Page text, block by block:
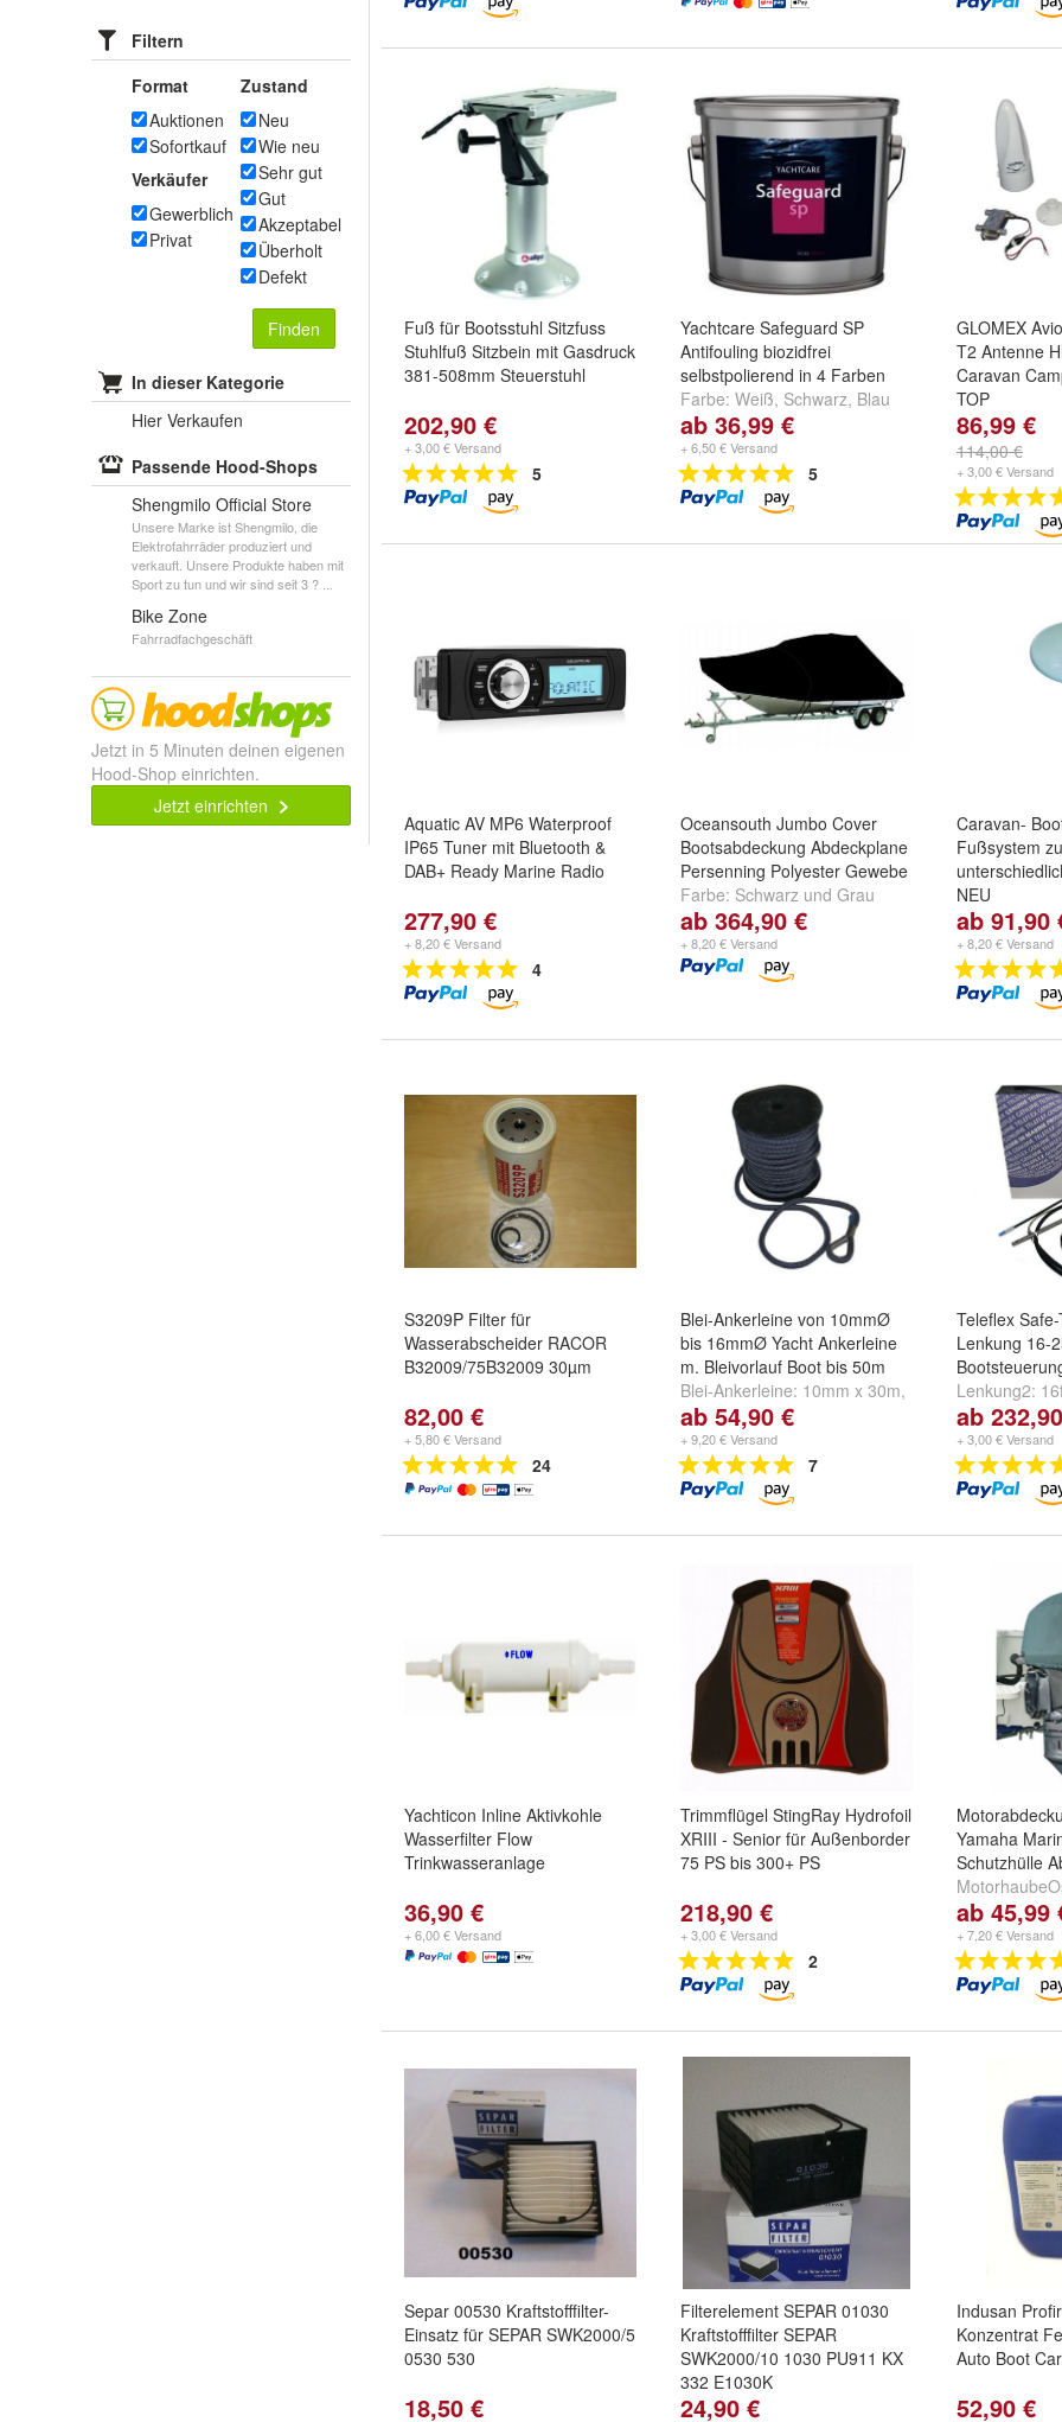
Filtern
Format
Auktionen
Sofortkauf
Verkäufer
Gewerblich
Privat
Zustand
Neu
Wie neu
Sehr gut
Gut
Akzeptabel
Überholt
Defekt
Finden
In dieser Kategorie
Hier Verkaufen
Passende Hood-Shops
Shengmilo Official Store
Unsere Marke ist Shengmilo, die
Elektrofahrräder produziert und
verkauft. Unsere Produkte haben mit
Sport zu tun und wir sind seit 3 ? ...
Bike Zone
Fahrradfachgeschäft
Jetzt in 5 Minuten deinen eigenen
Hood-Shop einrichten.
Jetzt einrichten
Fuß für Bootsstuhl Sitzfuss
Stuhlfuß Sitzbein mit Gasdruck
381-508mm Steuerstuhl
202,90 €
+ 3,00 € Versand
5
Yachtcare Safeguard SP
Antifouling biozidfrei
selbstpolierend in 4 Farben
Farbe: Weiß, Schwarz, Blau
und weitere ...
ab 36,99 €
+ 6,50 € Versand
5
GLOMEX
T2 Antenne
Caravan
TOP
86,99 €
114,00 €
+ 3,00 € Versand
Aquatic AV MP6 Waterproof
IP65 Tuner mit Bluetooth &
DAB+ Ready Marine Radio
277,90 €
+ 8,20 € Versand
4
Oceansouth Jumbo Cover
Bootsabdeckung Abdeckplane
Persenning Polyester Gewebe
Farbe: Schwarz und Grau
ab 364,90 €
+ 8,20 € Versand
Caravan-
Fußsystem
NEU
Tischform:
undweitere ...
ab 91,90
+ 8,20 € Versand
S3209P Filter für
Wasserabscheider RACOR
B32009/75B32009 30µm
82,00 €
+ 5,80 € Versand
24
Blei-Ankerleine von 10mmØ
bis 16mmØ Yacht Ankerleine
m. Bleivorlauf Boot bis 50m
Blei-Ankerleine: 10mm x 30m,
12mm x 35m ,14mm x 40m
undweitere ...
ab 54,90 €
+ 9,20 € Versand
7
Teleflex
Lenkung 16-
Lenkung2:
17ft/518cm,
weitere ...
ab
+ 3,00 € Versand
Yachticon Inline Aktivkohle
Wasserfilter Flow
Trinkwasseranlage
36,90 €
+ 6,00 € Versand
Trimmflügel StingRay Hydrofoil
XRIII - Senior für Außenborder
75 PS bis 300+ PS
218,90 €
+ 3,00 € Versand
2
Yamaha
Schutzhülle
2Cyl ,F30/
F50/F60/F70/
undweitere ...
ab 45,99
+ 7,20 € Versand
Separ 00530 Kraftstofffilter-
Einsatz für SEPAR SWK2000/5
0530 530
18,50 €
Filterelement SEPAR 01030
Kraftstofffilter SEPAR
SWK2000/10 1030 PU911 KX
332 E1030K
24,90 €
Indusan
Konzentrat
Auto Boot
52,90 €